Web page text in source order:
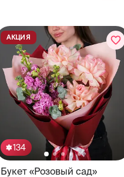
134
Букет «Розовый сад»
АКЦИЯ